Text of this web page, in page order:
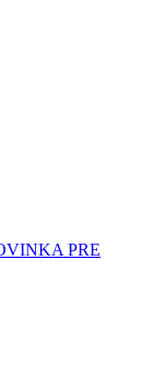
PRE